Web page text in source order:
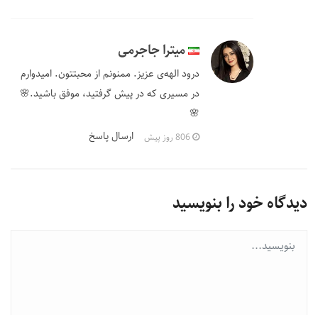
میترا جاجرمی
درود الهه‌ی عزیز. ممنونم از محبتتون. امیدوارم
در مسیری که در پیش گرفتید، موفق باشید.🌸
🌸
ارسال پاسخ
دیدگاه خود را بنویسید